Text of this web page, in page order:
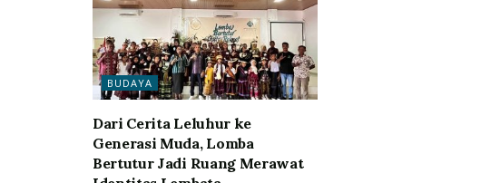
BUDAYA
Dari Cerita Leluhur ke
Generasi Muda, Lomba
Bertutur Jadi Ruang Merawat